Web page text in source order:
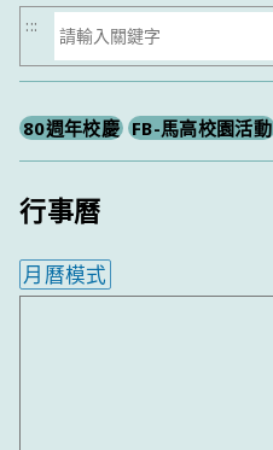
搜
尋
:::
80週年校慶 FB-馬高校園活動
行事曆
月曆模式